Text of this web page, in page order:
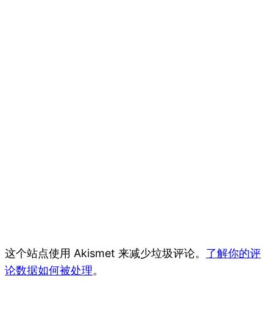
这个站点使用 Akismet 来减少垃圾评论。 了解你的评
论数据如何被处理。